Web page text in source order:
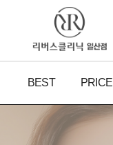
BEST PRICE